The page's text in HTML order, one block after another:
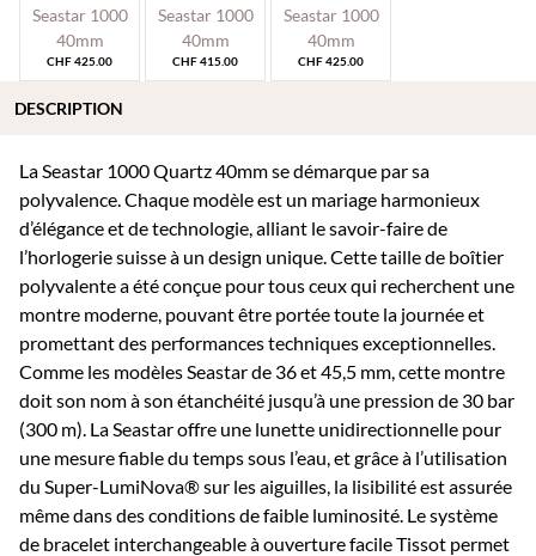
CHF425.00 CHF415.00 CHF425.00
La Seastar 1000 Quartz 40mm se démarque par sa
polyvalence. Chaque modèle est un mariage harmonieux
d’élégance et de technologie, alliant le savoir-faire de
l’horlogerie suisse à un design unique. Cette taille de boîtier
polyvalente a été conçue pour tous ceux qui recherchent une
montre moderne, pouvant être portée toute la journée et
promettant des performances techniques exceptionnelles.
Comme les modèles Seastar de 36 et 45,5 mm, cette montre
doit son nom à son étanchéité jusqu’à une pression de 30 bar
(300 m). La Seastar offre une lunette unidirectionnelle pour
une mesure fiable du temps sous l’eau, et grâce à l’utilisation
du Super-LumiNova® sur les aiguilles, la lisibilité est assurée
même dans des conditions de faible luminosité. Le système
de bracelet interchangeable à ouverture facile Tissot permet
DESCRIPTION